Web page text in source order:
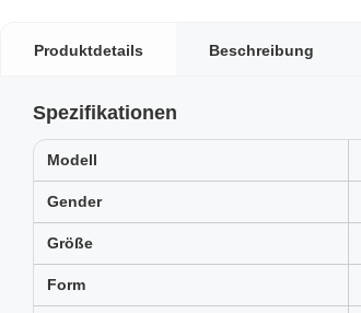
Produktdetails Beschreibung
Spezifikationen
Modell
Gender
Größe
Form